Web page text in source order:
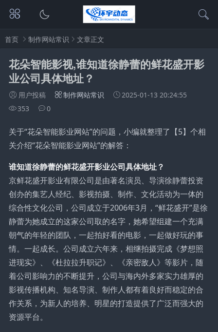
首页 制作网站常识 文章正文
花朵智能影视,谁知道徐静蕾的鲜花盛开影
业公司具体地址？
用户投稿 制作网站常识
2025-01-13 20:24:55
353
0
关于“花朵智能影业网站”的问题，小编就整理了【5】个相
关介绍“花朵智能影业网站”的解答：
谁知道徐静蕾的鲜花盛开影业公司具体地址？
京鲜花盛开影业有限公司是由著名演员、导演徐静蕾投资
创办的集艺人经纪、影视拍摄、制作、文化活动为一体的
综合性文化公司，公司成立于2006年3月，“鲜花盛开”是徐
静蕾为她成立的这家公司取的名字，她希望组建一个充满
朝气的年轻的团队，一起拍好看的电影，一起做好玩的事
情。一起成长。公司成立六年来，相继拍摄完成《梦想照
进现实》、《杜拉拉升职记》、《亲密敌人》等影片，随
着公司影响力的不断提升，公司与海内外多家实力雄厚的
影视传播机构、知名导演、制作人都有着良好而稳定的合
作关系，为新人的培养、明星的打造提供了广泛而强大的
资源平台。